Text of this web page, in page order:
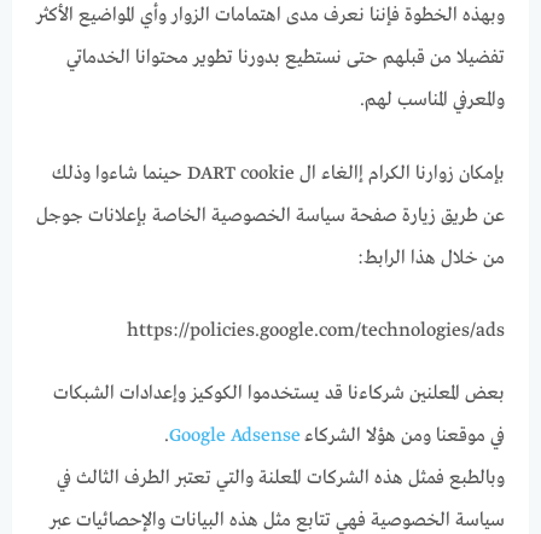
وبهذه الخطوة فإننا نعرف مدى اهتمامات الزوار وأي المواضيع الأكثر
تفضيلا من قبلهم حتى نستطيع بدورنا تطوير محتوانا الخدماتي
والمعرفي المناسب لهم.
بإمكان زوارنا الكرام إالغاء ال DART cookie حينما شاءوا وذلك
عن طريق زيارة صفحة سياسة الخصوصية الخاصة بإعلانات جوجل
من خلال هذا الرابط:
https://policies.google.com/technologies/ads
بعض المعلنين شركاءنا قد يستخدموا الكوكيز وإعدادات الشبكات
في موقعنا ومن هؤلا الشركاءGoogle Adsense
.
وبالطبع فمثل هذه الشركات المعلنة والتي تعتبر الطرف الثالث في
سياسة الخصوصية فهي تتابع مثل هذه البيانات والإحصائيات عبر